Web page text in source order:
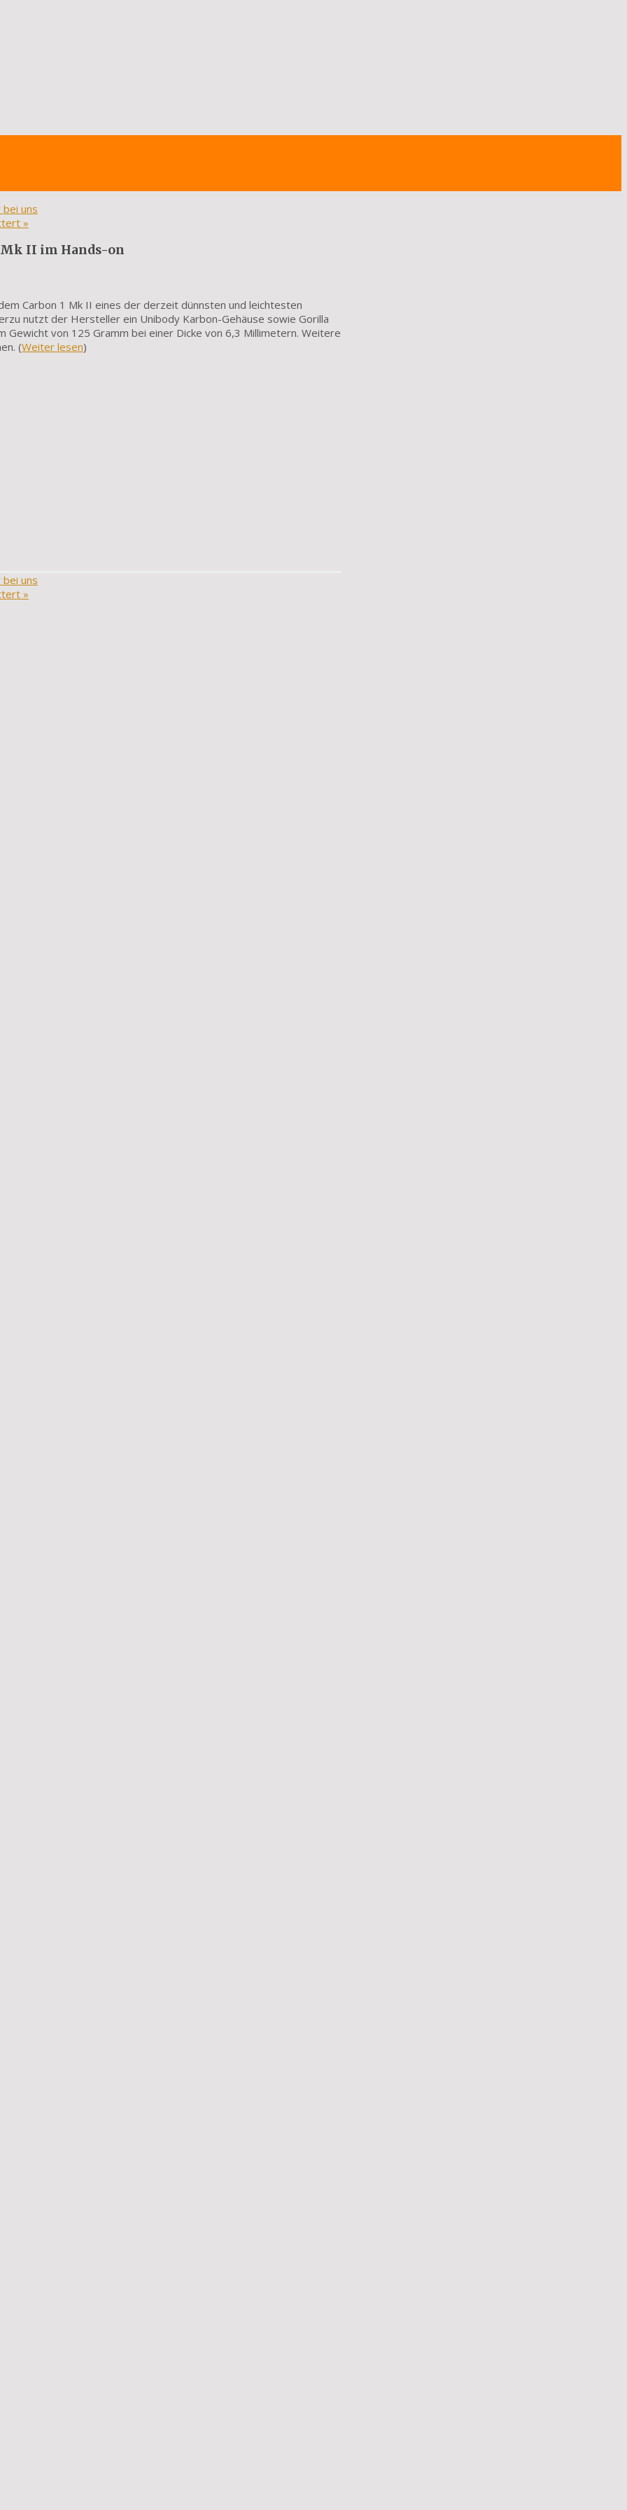
uns
»
Mk II im Hands-on
Carbon 1 Mk II eines der derzeit dünnsten und leichtesten
nutzt der Hersteller ein Unibody Karbon-Gehäuse sowie Gorilla
Gewicht von 125 Gramm bei einer Dicke von 6,3 Millimetern. Weitere
(Weiter lesen)
uns
»